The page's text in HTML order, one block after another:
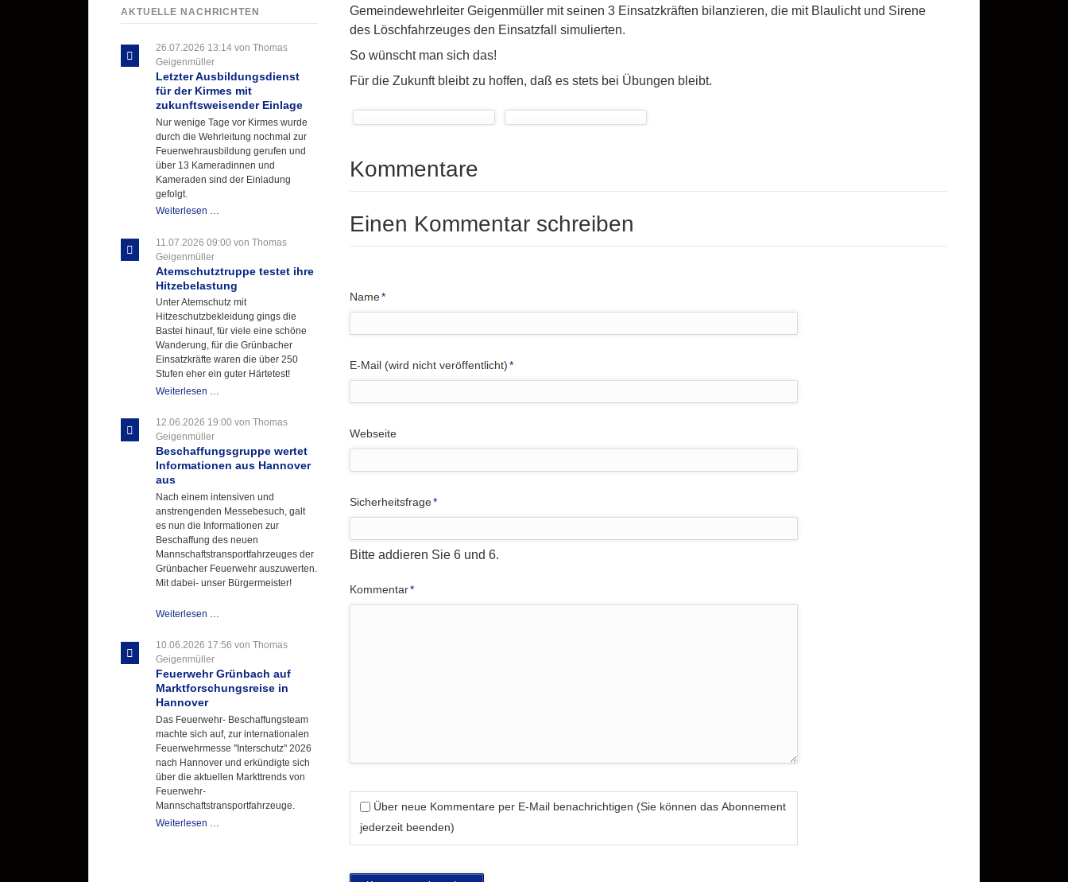
Gemeindewehrleiter Geigenmüller mit seinen 3 Einsatzkräften bilanzieren, die mit Blaulicht und Sirene
des Löschfahrzeuges den Einsatzfall simulierten.
So wünscht man sich das!
Für die Zukunft bleibt zu hoffen, daß es stets bei Übungen bleibt.
Kommentare
Einen Kommentar schreiben
Pflichtfeld
Name*
Pflichtfeld
E-Mail (wird nicht veröffentlicht)*
Webseite
Pflichtfeld
Sicherheitsfrage*
Bitte addieren Sie 6 und 6.
Pflichtfeld
Kommentar*
Über neue Kommentare per E-Mail benachrichtigen (Sie können das Abonnement
jederzeit beenden)
AKTUELLE NACHRICHTEN
26.07.2026 13:14 von Thomas
Geigenmüller
Letzter Ausbildungsdienst
für der Kirmes mit
zukunftsweisender Einlage
Nur wenige Tage vor Kirmes wurde
durch die Wehrleitung nochmal zur
Feuerwehrausbildung gerufen und
über 13 Kameradinnen und
Kameraden sind der Einladung
gefolgt.
Weiterlesen …
für
Kirmes
mit
zukunftsweisender
Einlage
11.07.2026 09:00 von Thomas
Geigenmüller
Atemschutztruppe testet ihre
Hitzebelastung
Unter Atemschutz mit
Hitzeschutzbekleidung gings die
Bastei hinauf, für viele eine schöne
Wanderung, für die Grünbacher
Einsatzkräfte waren die über 250
Stufen eher ein guter Härtetest!
Weiterlesen …
ihre
12.06.2026 19:00 von Thomas
Geigenmüller
Beschaffungsgruppe wertet
Informationen aus Hannover
aus
Nach einem intensiven und
anstrengenden Messebesuch, galt
es nun die Informationen zur
Beschaffung des neuen
Mannschaftstransportfahrzeuges der
Grünbacher Feuerwehr auszuwerten.
Mit dabei- unser Bürgermeister!
Weiterlesen …
Informationen
Hannover
aus
10.06.2026 17:56 von Thomas
Geigenmüller
Feuerwehr Grünbach auf
Marktforschungsreise in
Hannover
Das Feuerwehr- Beschaffungsteam
machte sich auf, zur internationalen
Feuerwehrmesse "Interschutz" 2026
nach Hannover und erkündigte sich
über die aktuellen Markttrends von
Feuerwehr-
Mannschaftstransportfahrzeuge.
Weiterlesen …